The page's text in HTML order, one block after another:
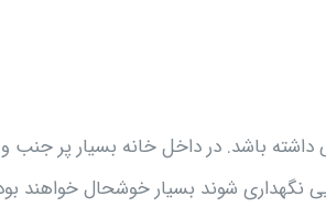
داشته باشد. در داخل خانه بسیار پر جنب و
شوند بسیار خوشحال خواهند